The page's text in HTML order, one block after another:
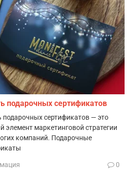
подарочных сертификатов
подарочных сертификатов — это
элемент маркетинговой стратегии
компаний. Подарочные
0